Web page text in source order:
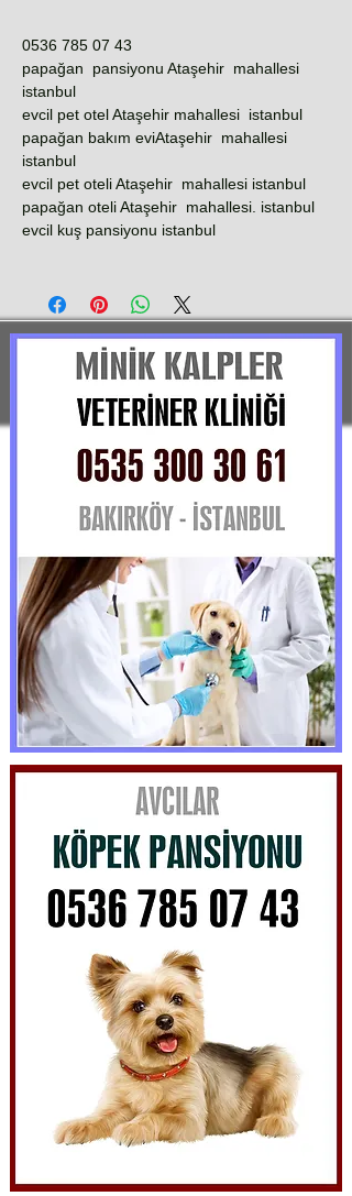
0536 785 07 43
papağan pansiyonu Ataşehir mahallesi
istanbul
evcil pet otel Ataşehir mahallesi istanbul
papağan bakım eviAtaşehir mahallesi
istanbul
evcil pet oteli Ataşehir mahallesi istanbul
papağan oteli Ataşehir mahallesi. istanbul
evcil kuş pansiyonu istanbul